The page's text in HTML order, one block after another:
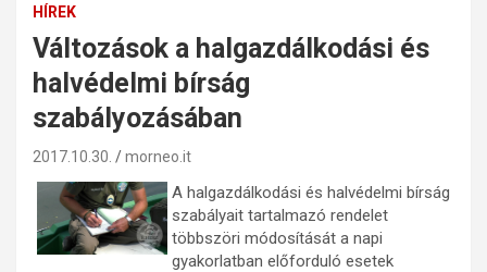
HÍREK
Változások a halgazdálkodási és
halvédelmi bírság
szabályozásában
2017.10.30. morneo.it
A halgazdálkodási és halvédelmi bírság
szabályait tartalmazó rendelet
többszöri módosítását a napi
gyakorlatban előforduló esetek